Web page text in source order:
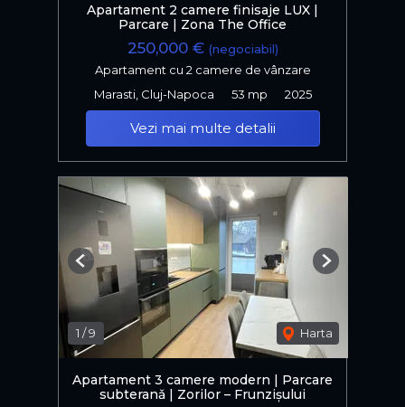
Apartament 2 camere finisaje LUX |
Parcare | Zona The Office
250,000 € (negociabil)
Apartament cu 2 camere de vânzare
Marasti, Cluj-Napoca
53 mp 2025
Vezi mai multe detalii
1 /9 Harta
Previous Next
Apartament 3 camere modern | Parcare
subteranǎ | Zorilor – Frunzișului